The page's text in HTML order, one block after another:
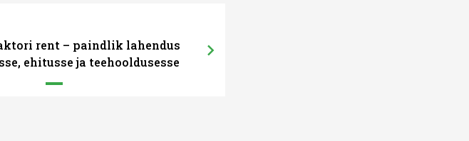
rent – paindlik lahendus
ehitusse ja teehooldusesse